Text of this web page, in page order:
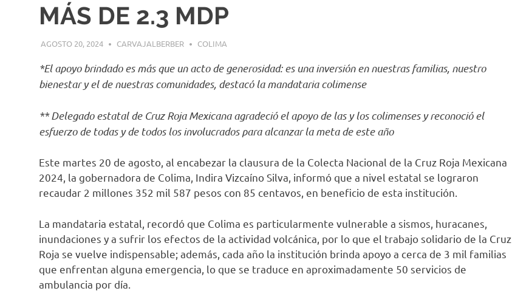
MÁS DE 2.3 MDP
AGOSTO 20, 2024 CARVAJALBERBER COLIMA
*El apoyo brindado es más que un acto de generosidad: es una inversión en nuestras familias, nuestro
bienestar y el de nuestras comunidades, destacó la mandataria colimense
** Delegado estatal de Cruz Roja Mexicana agradeció el apoyo de las y los colimenses y reconoció el
esfuerzo de todas y de todos los involucrados para alcanzar la meta de este año
Este martes 20 de agosto, al encabezar la clausura de la Colecta Nacional de la Cruz Roja Mexicana
2024, la gobernadora de Colima, Indira Vizcaíno Silva, informó que a nivel estatal se lograron
recaudar 2 millones 352 mil 587 pesos con 85 centavos, en beneficio de esta institución.
La mandataria estatal, recordó que Colima es particularmente vulnerable a sismos, huracanes,
inundaciones y a sufrir los efectos de la actividad volcánica, por lo que el trabajo solidario de la Cruz
Roja se vuelve indispensable; además, cada año la institución brinda apoyo a cerca de 3 mil familias
que enfrentan alguna emergencia, lo que se traduce en aproximadamente 50 servicios de
ambulancia por día.